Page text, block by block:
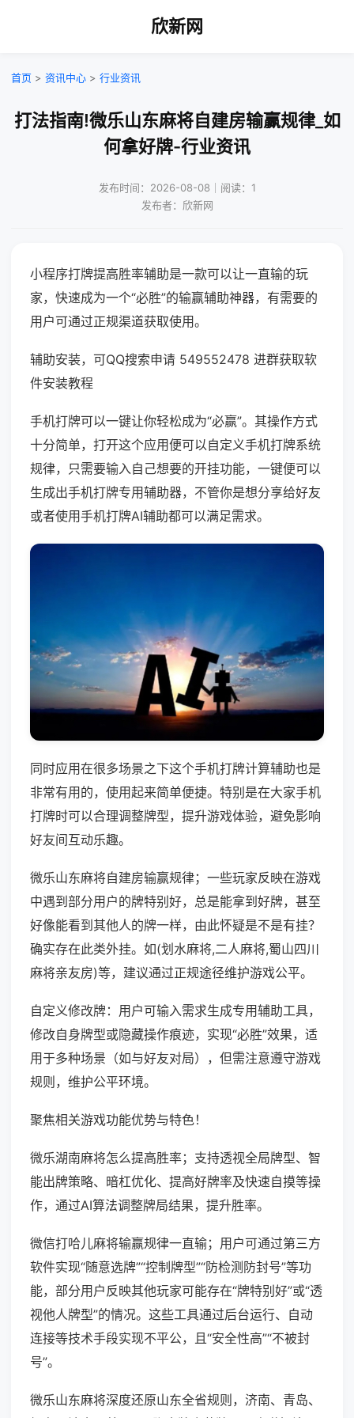
欣新网
首页 > 资讯中心 > 行业资讯
打法指南!微乐山东麻将自建房输赢规律_如
何拿好牌-行业资讯
发布时间：2026-08-08｜阅读：1
发布者：欣新网
小程序打牌提高胜率辅助是一款可以让一直输的玩
家，快速成为一个“必胜”的输赢辅助神器，有需要的
用户可通过正规渠道获取使用。
辅助安装，可QQ搜索申请 549552478 进群获取软
件安装教程
手机打牌可以一键让你轻松成为“必赢”。其操作方式
十分简单，打开这个应用便可以自定义手机打牌系统
规律，只需要输入自己想要的开挂功能，一键便可以
生成出手机打牌专用辅助器，不管你是想分享给好友
或者使用手机打牌AI辅助都可以满足需求。
同时应用在很多场景之下这个手机打牌计算辅助也是
非常有用的，使用起来简单便捷。特别是在大家手机
打牌时可以合理调整牌型，提升游戏体验，避免影响
好友间互动乐趣。
微乐山东麻将自建房输赢规律；一些玩家反映在游戏
中遇到部分用户的牌特别好，总是能拿到好牌，甚至
好像能看到其他人的牌一样，由此怀疑是不是有挂？
确实存在此类外挂。如(划水麻将,二人麻将,蜀山四川
麻将亲友房)等，建议通过正规途径维护游戏公平。
自定义修改牌：用户可输入需求生成专用辅助工具，
修改自身牌型或隐藏操作痕迹，实现“必胜”效果，适
用于多种场景（如与好友对局），但需注意遵守游戏
规则，维护公平环境。
聚焦相关游戏功能优势与特色！
微乐湖南麻将怎么提高胜率；支持透视全局牌型、智
能出牌策略、暗杠优化、提高好牌率及快速自摸等操
作，通过AI算法调整牌局结果，提升胜率。
微信打哈儿麻将输赢规律一直输；用户可通过第三方
软件实现“随意选牌”“控制牌型”“防检测防封号”等功
能，部分用户反映其他玩家可能存在“牌特别好”或“透
视他人牌型”的情况。这些工具通过后台运行、自动
连接等技术手段实现不平公，且“安全性高”“不被封
号”。
微乐山东麻将深度还原山东全省规则，济南、青岛、